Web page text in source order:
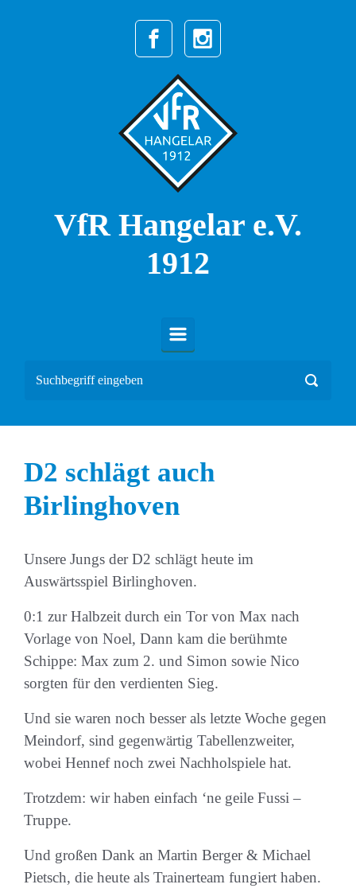
Zum Hauptinhalt springen
VfR Hangelar e.V.
1912
D2 schlägt auch
Birlinghoven
Unsere Jungs der D2 schlägt heute im
Auswärtsspiel Birlinghoven.
0:1 zur Halbzeit durch ein Tor von Max nach
Vorlage von Noel, Dann kam die berühmte
Schippe: Max zum 2. und Simon sowie Nico
sorgten für den verdienten Sieg.
Und sie waren noch besser als letzte Woche gegen
Meindorf, sind gegenwärtig Tabellenzweiter,
wobei Hennef noch zwei Nachholspiele hat.
Trotzdem: wir haben einfach ‘ne geile Fussi –
Truppe.
Und großen Dank an Martin Berger & Michael
Pietsch, die heute als Trainerteam fungiert haben.